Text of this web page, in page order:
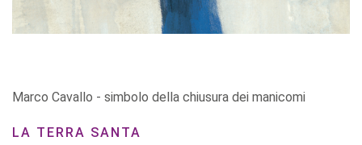
Marco Cavallo - simbolo della chiusura dei manicomi
LA TERRA SANTA